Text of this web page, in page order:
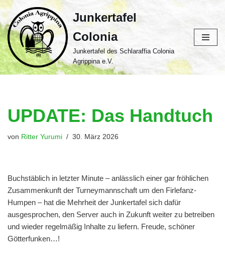
Zum
Inhalt
springen
Junkertafel
Colonia
Junkertafel des Schlaraffia Colonia
Agrippina e.V.
UPDATE: Das Handtuch
von Ritter Yurumi 30. März 2026
Buchstäblich in letzter Minute – anlässlich einer gar fröhlichen
Zusammenkunft der Turneymannschaft um den Firlefanz-
Humpen – hat die Mehrheit der Junkertafel sich dafür
ausgesprochen, den Server auch in Zukunft weiter zu betreiben
und wieder regelmäßig Inhalte zu liefern. Freude, schöner
Götterfunken…!